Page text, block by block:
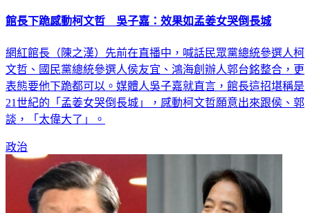
館長下跪感動柯文哲 吳子嘉：效果如孟姜女哭倒長城
網紅館長（陳之漢）先前在直播中，喊話民眾黨總統參選人柯
文哲、國民黨總統參選人侯友宜、鴻海創辦人郭台銘整合，更
表態要他下跪都可以。媒體人吳子嘉就直言，館長這招堪稱是
21世紀的「孟姜女哭倒長城」，感動柯文哲願意出來跟侯、郭
談，「太偉大了」。
政治